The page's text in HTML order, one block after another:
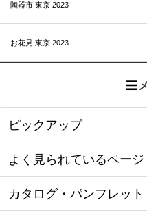
陶器市 東京 2023
お花見 東京 2023
ピックアップ
よく見られているページ
カタログ・パンフレット